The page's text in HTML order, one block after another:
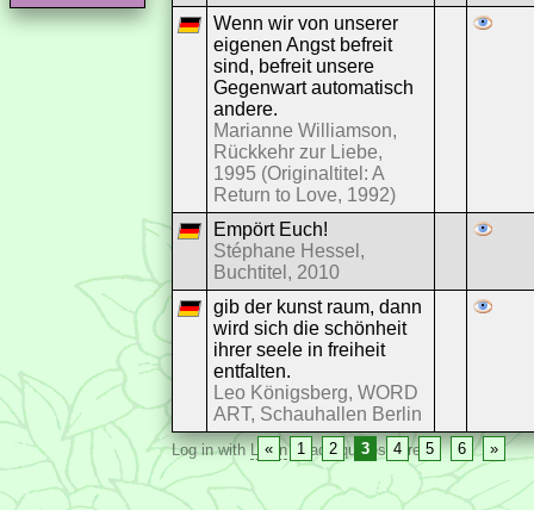
Wenn wir von unserer
eigenen Angst befreit
sind, befreit unsere
Gegenwart automatisch
andere.
Marianne Williamson,
Rückkehr zur Liebe,
1995 (Originaltitel: A
Return to Love, 1992)
Empört Euch!
Stéphane Hessel,
Buchtitel, 2010
gib der kunst raum, dann
wird sich die schönheit
ihrer seele in freiheit
entfalten.
Leo Königsberg, WORD
ART, Schauhallen Berlin
« 1 2 3 4 5 6 »
Log in withLoginto add quotes here.